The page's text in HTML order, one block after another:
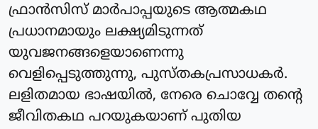
ഫ്രാന്‍സിസ് മാര്‍പാപ്പയുടെ ആത്മകഥ
പ്രധാനമായും ലക്ഷ്യമിടുന്നത്
യുവജനങ്ങളെയാണെന്നു
വെളിപ്പെടുത്തുന്നു, പുസ്തകപ്രസാധകര്‍.
ലളിതമായ ഭാഷയില്‍, നേരെ ചൊവ്വേ തന്റെ
ജീവിതകഥ പറയുകയാണ് പുതിയ